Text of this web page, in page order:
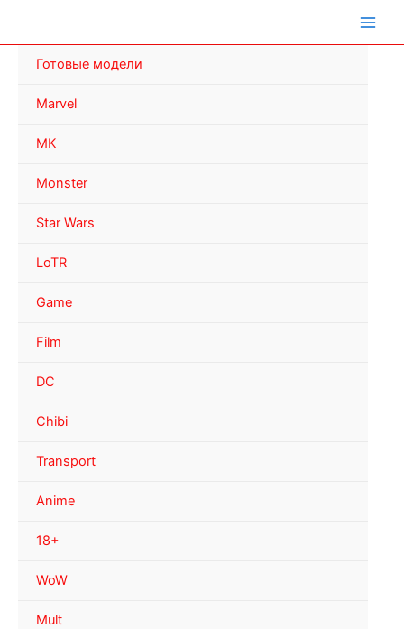
Готовые модели
Marvel
MK
Monster
Star Wars
LoTR
Game
Film
DC
Chibi
Transport
Anime
18+
WoW
Mult